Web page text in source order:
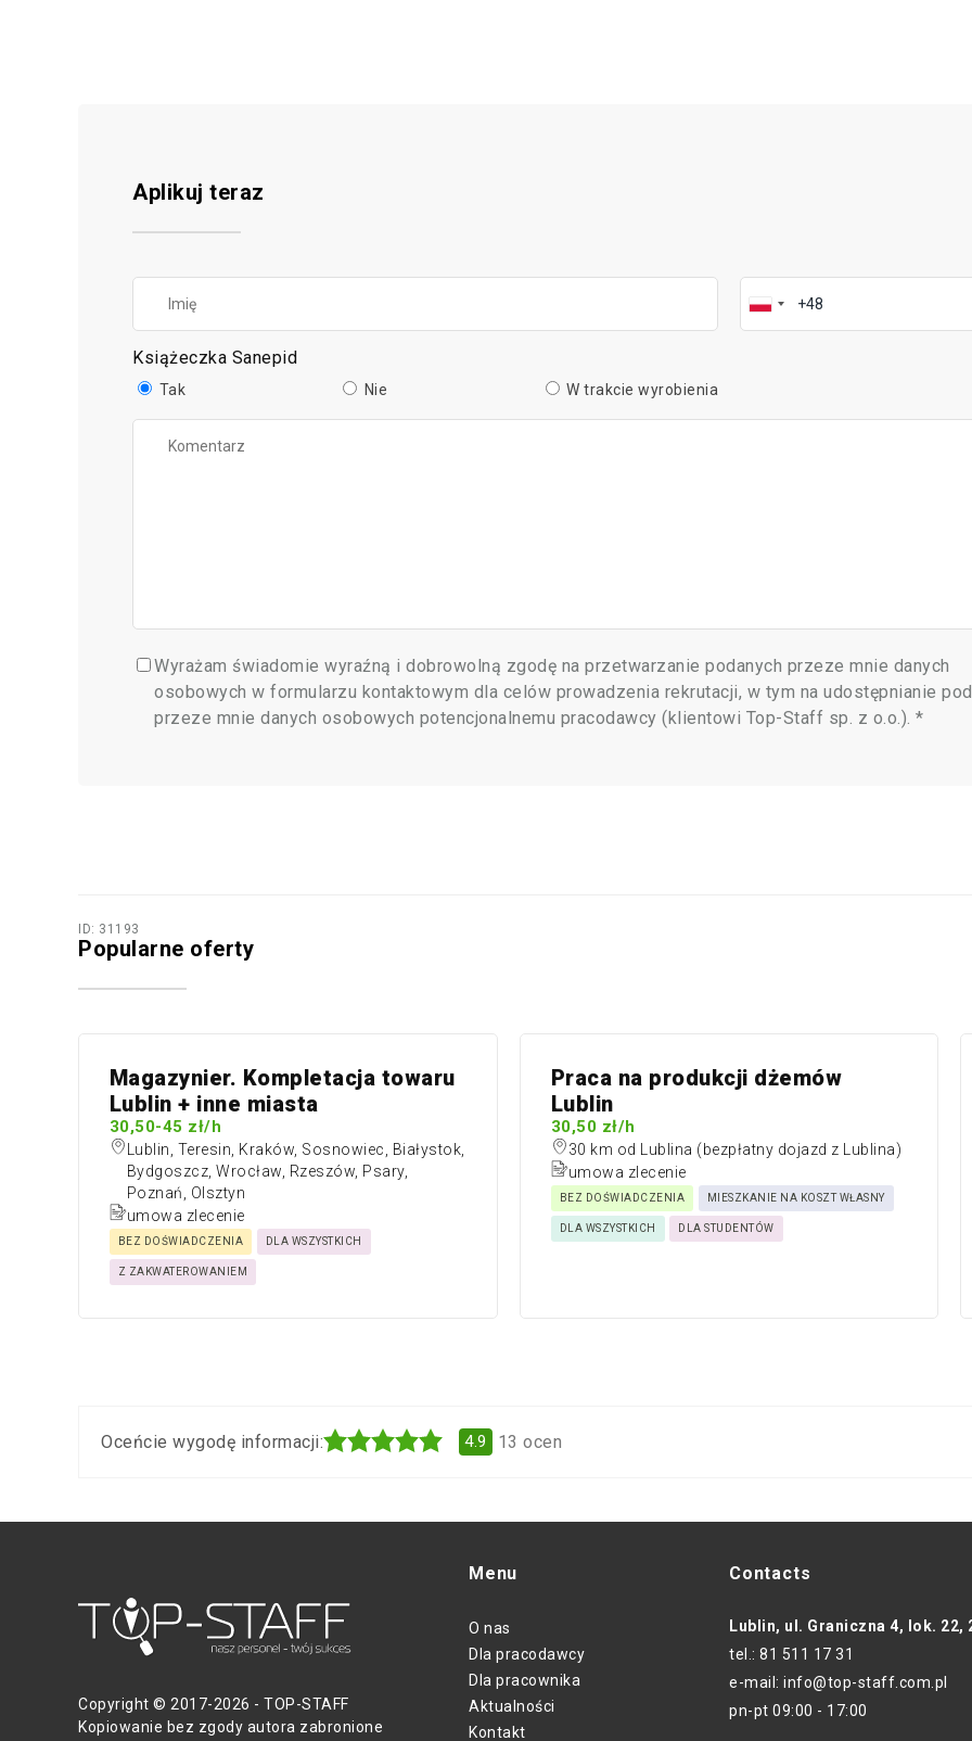
Aplikuj teraz
Książeczka Sanepid
Tak Nie W trakcie wyrobienia
Wyrażam świadomie wyraźną i dobrowolną zgodę na przetwarzanie podanych przeze mnie danych
osobowych w formularzu kontaktowym dla celów prowadzenia rekrutacji, w tym na udostępnianie
przeze mnie danych osobowych potencjonalnemu pracodawcy (klientowi Top-Staff sp. z o.o.). *
ID: 31193
Popularne oferty
Magazynier. Kompletacja towaru
Lublin + inne miasta
30,50-45 zł/h
Lublin, Teresin, Kraków, Sosnowiec, Białystok,
Bydgoszcz, Wrocław, Rzeszów, Psary,
Poznań, Olsztyn
umowa zlecenie
BEZ DOŚWIADCZENIA DLA WSZYSTKICH
Z ZAKWATEROWANIEM
Praca na produkcji dżemów
Lublin
30,50 zł/h
30 km od Lublina (bezpłatny dojazd z Lublina)
umowa zlecenie
BEZ DOŚWIADCZENIA MIESZKANIE NA KOSZT WŁASNY
DLA WSZYSTKICH DLA STUDENTÓW
Oceńcie wygodę informacji: 4.9 13 ocen
Copyright © 2017-2026 - TOP-STAFF
Kopiowanie bez zgody autora zabronione
Menu
O nas
Dla pracodawcy
Dla pracownika
Aktualności
Kontakt
Contacts
Lublin, ul. Graniczna 4, lok. 22,
tel.: 81 511 17 31
e-mail: info@top-staff.com.pl
pn-pt 09:00 - 17:00